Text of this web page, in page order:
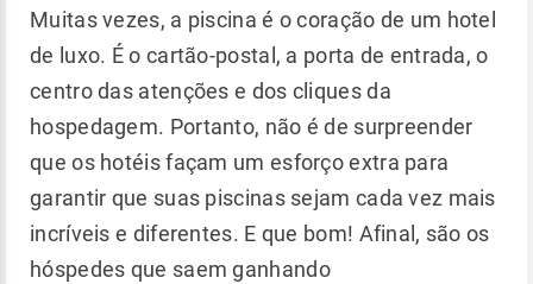
Muitas vezes, a piscina é o coração de um hotel
de luxo. É o cartão-postal, a porta de entrada, o
centro das atenções e dos cliques da
hospedagem. Portanto, não é de surpreender
que os hotéis façam um esforço extra para
garantir que suas piscinas sejam cada vez mais
incríveis e diferentes. E que bom! Afinal, são os
hóspedes que saem ganhando